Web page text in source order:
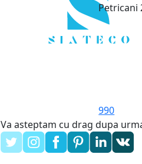
Petricani
990
Va asteptam cu drag dupa